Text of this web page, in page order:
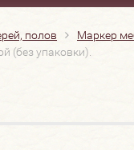
полов
Маркер
(без упаковки).